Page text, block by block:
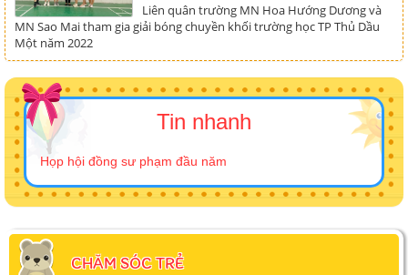
Liên quân trường MN Hoa Hướng Dương và
MN Sao Mai tham gia giải bóng chuyền khối trường học TP Thủ Dầu
Một năm 2022
Tin nhanh
Họp hội đồng sư phạm đầu năm
CHĂM SÓC TRẺ